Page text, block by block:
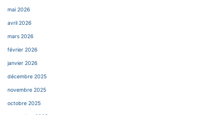
mai 2026
avril 2026
mars 2026
février 2026
janvier 2026
décembre 2025
novembre 2025
octobre 2025